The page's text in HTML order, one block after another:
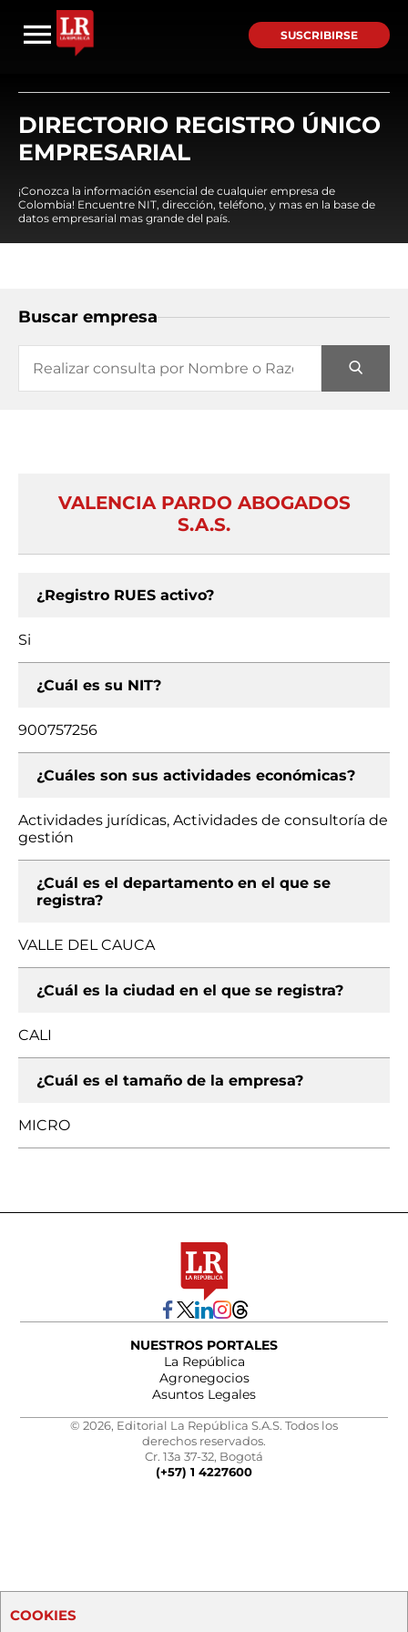
SUSCRIBIRSE
DIRECTORIO REGISTRO ÚNICO
EMPRESARIAL
¡Conozca la información esencial de cualquier empresa de
Colombia! Encuentre NIT, dirección, teléfono, y mas en la base de
datos empresarial mas grande del país.
Buscar empresa
VALENCIA PARDO ABOGADOS
S.A.S.
¿Registro RUES activo?
Si
¿Cuál es su NIT?
900757256
¿Cuáles son sus actividades económicas?
Actividades jurídicas, Actividades de consultoría de
gestión
¿Cuál es el departamento en el que se
registra?
VALLE DEL CAUCA
¿Cuál es la ciudad en el que se registra?
CALI
¿Cuál es el tamaño de la empresa?
MICRO
NUESTROS PORTALES
La República
Agronegocios
Asuntos Legales
© 2026, Editorial La República S.A.S. Todos los
derechos reservados.
Cr. 13a 37-32, Bogotá
(+57) 1 4227600
COOKIES